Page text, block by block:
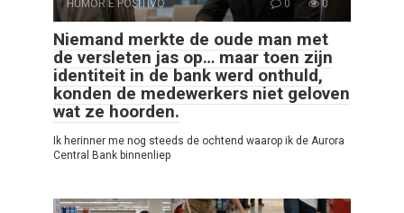
HUMOR E POSITIVO 0 0
Niemand merkte de oude man met
de versleten jas op… maar toen zijn
identiteit in de bank werd onthuld,
konden de medewerkers niet geloven
wat ze hoorden.
Ik herinner me nog steeds de ochtend waarop ik de Aurora
Central Bank binnenliep